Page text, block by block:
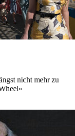
nicht mehr zu